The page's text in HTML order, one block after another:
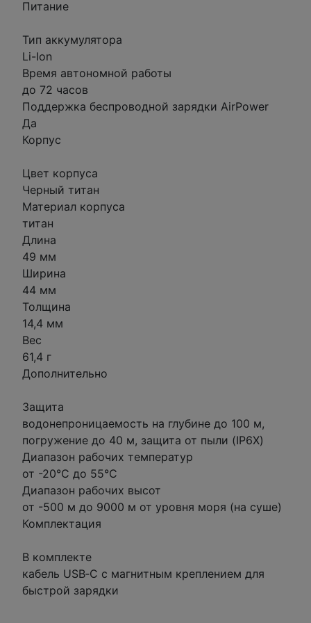
Питание
Тип аккумулятора
Li-Ion
Время автономной работы
до 72 часов
Поддержка беспроводной зарядки AirPower
Да
Корпус
Цвет корпуса
Черный титан
Материал корпуса
титан
Длина
49 мм
Ширина
44 мм
Толщина
14,4 мм
Вес
61,4 г
Дополнительно
Защита
водонепроницаемость на глубине до 100 м,
погружение до 40 м, защита от пыли (IP6X)
Диапазон рабочих температур
от -20°C до 55°C
Диапазон рабочих высот
от -500 м до 9000 м от уровня моря (на суше)
Комплектация
В комплекте
кабель USB‑C с магнитным креплением для
быстрой зарядки